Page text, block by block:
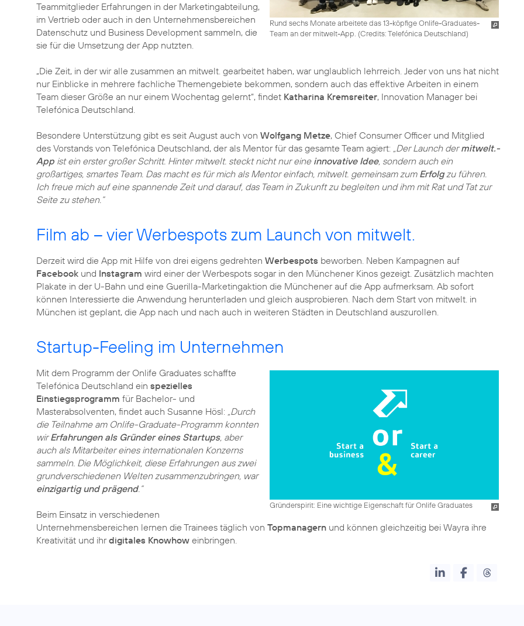
Rund sechs Monate arbeitete das 13-köpfige Onlife-Graduates-
Team an der mitwelt-App. (Credits: Telefónica Deutschland)
Teammitglieder Erfahrungen in der Marketingabteilung,
im Vertrieb oder auch in den Unternehmensbereichen
Datenschutz und Business Development sammeln, die
sie für die Umsetzung der App nutzten.
„Die Zeit, in der wir alle zusammen an mitwelt. gearbeitet haben, war unglaublich lehrreich. Jeder von uns hat nicht
nur Einblicke in mehrere fachliche Themengebiete bekommen, sondern auch das effektive Arbeiten in einem
Team dieser Größe an nur einem Wochentag gelernt“, findet Katharina Kremsreiter, Innovation Manager bei
Telefónica Deutschland.
Besondere Unterstützung gibt es seit August auch von Wolfgang Metze, Chief Consumer Officer und Mitglied
des Vorstands von Telefónica Deutschland, der als Mentor für das gesamte Team agiert: „Der Launch dermitwelt.-
App ist ein erster großer Schritt. Hinter mitwelt. steckt nicht nur eine innovative Idee, sondern auch ein
großartiges, smartes Team. Das macht es für mich als Mentor einfach, mitwelt. gemeinsam zum Erfolgzu führen.
Ich freue mich auf eine spannende Zeit und darauf, das Team in Zukunft zu begleiten und ihm mit Rat und Tat zur
Seite zu stehen.“
Film ab – vier Werbespots zum Launch von mitwelt.
Derzeit wird die App mit Hilfe von drei eigens gedrehten Werbespots beworben. Neben Kampagnen auf
Facebook und Instagram wird einer der Werbespots sogar in den Münchener Kinos gezeigt. Zusätzlich machten
Plakate in der U-Bahn und eine Guerilla-Marketingaktion die Münchener auf die App aufmerksam. Ab sofort
können Interessierte die Anwendung herunterladen und gleich ausprobieren. Nach dem Start von mitwelt. in
München ist geplant, die App nach und nach auch in weiteren Städten in Deutschland auszurollen.
Startup-Feeling im Unternehmen
Gründerspirit: Eine wichtige Eigenschaft für Onlife Graduates
Mit dem Programm der Onlife Graduates schaffte
Telefónica Deutschland ein spezielles
Einstiegsprogramm für Bachelor- und
Masterabsolventen, findet auch Susanne Hösl: „Durch
die Teilnahme am Onlife-Graduate-Programm konnten
wirErfahrungen als Gründer eines Startups, aber
auch als Mitarbeiter eines internationalen Konzerns
sammeln. Die Möglichkeit, diese Erfahrungen aus zwei
grundverschiedenen Welten zusammenzubringen, war
einzigartig und prägend.“
Beim Einsatz in verschiedenen
Unternehmensbereichen lernen die Trainees täglich von Topmanagern und können gleichzeitig bei Wayra ihre
Kreativität und ihrdigitales Knowhow einbringen.